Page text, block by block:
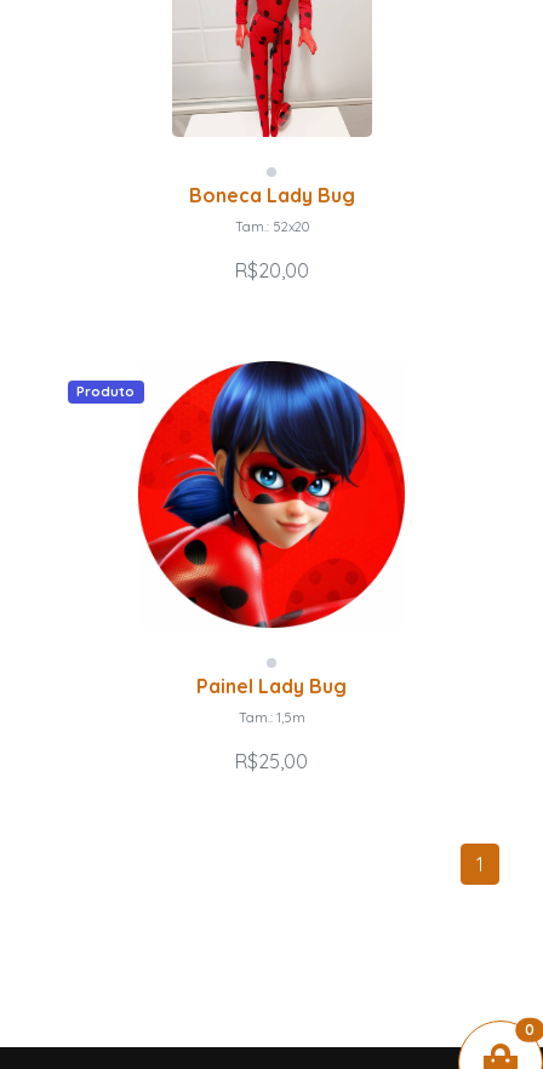
Boneca Lady Bug
Tam.: 52x20
R$20,00
Painel Lady Bug
Produto
Tam.: 1,5m
R$25,00
1
0